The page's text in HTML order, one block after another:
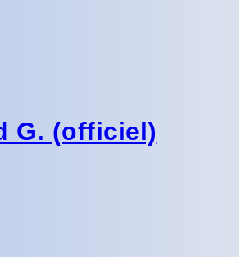
G. (officiel)